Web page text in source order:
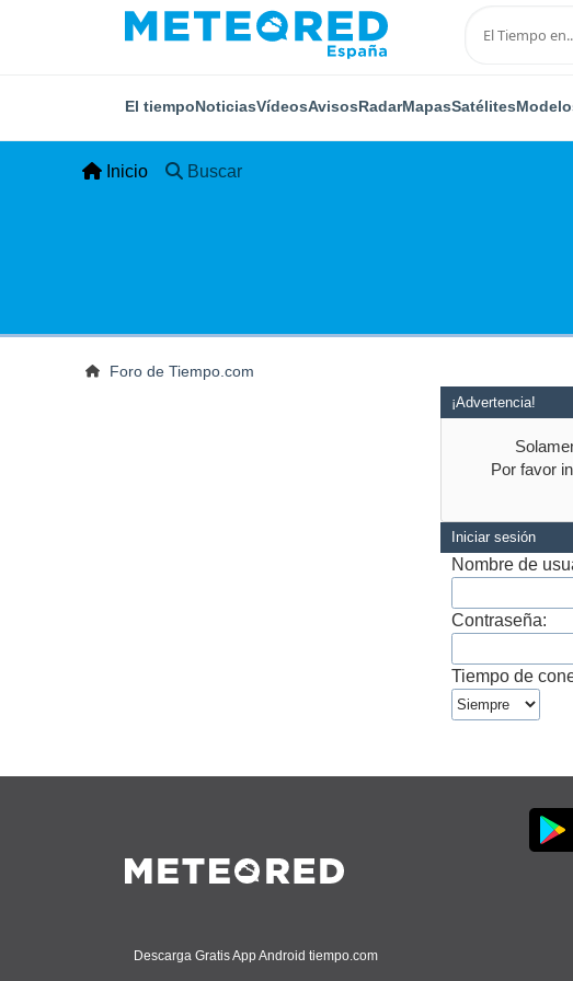
El tiempoNoticiasVídeosAvisosRadarMapasSatélites
Inicio Buscar
Foro de Tiempo.com
¡Advertencia!
Por favor
Iniciar sesión
Nombre de
Contraseña:
Tiempo de
Descarga Gratis App Android tiempo.com